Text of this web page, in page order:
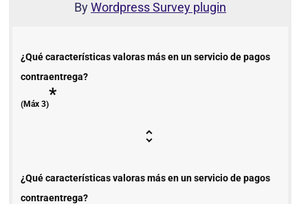
ByWordpress Survey plugin
¿Qué características valoras más en un servicio de pagos
contraentrega?
(Máx 3)*
¿Qué características valoras más en un servicio de pagos
contraentrega?